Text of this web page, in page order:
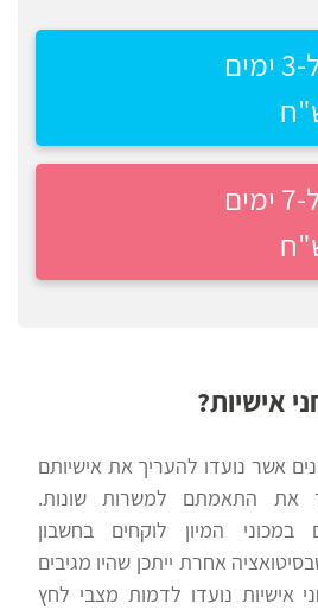
אישיות?
אשר נועדו להעריך את אישיותם
את התאמתם למשרות שונות.
במכוני המיון לוקחים בחשבון
אחרת ייתכן שהיו מגיבים
אישיות נועדו לדמות מצבי לחץ